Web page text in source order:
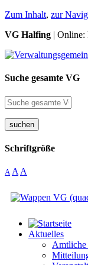
Zum Inhalt, zur
VG Halfing |
Suche gesamte VG
suchen
Schriftgröße
A A A
Aktuelles
Amtliche